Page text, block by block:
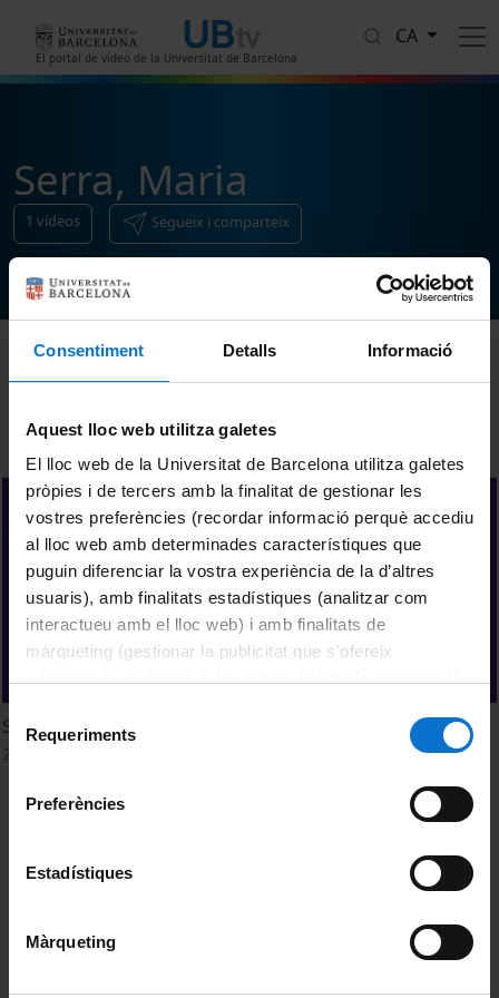
Consentiment Detalls Informació
Aquest lloc web utilitza galetes
El lloc web de la Universitat de Barcelona utilitza galetes
pròpies i de tercers amb la finalitat de gestionar les
vostres preferències (recordar informació perquè accediu
al lloc web amb determinades característiques que
puguin diferenciar la vostra experiència de la d’altres
usuaris), amb finalitats estadístiques (analitzar com
interactueu amb el lloc web) i amb finalitats de
màrqueting (gestionar la publicitat que s’ofereix
consultar laPolítica de galetes del lloc web de la
de Requeriments
Preferències
Estadístiques
Màrqueting
El portal de vídeo de la Universitat de Barcelona
CA
Serra, Maria
1 vídeos Segueix i comparteix
Ordenar
Sessió 9. Comunicar la urgència, comunicar l’esperança
MENÚ PEU 1
Privadesa i termes